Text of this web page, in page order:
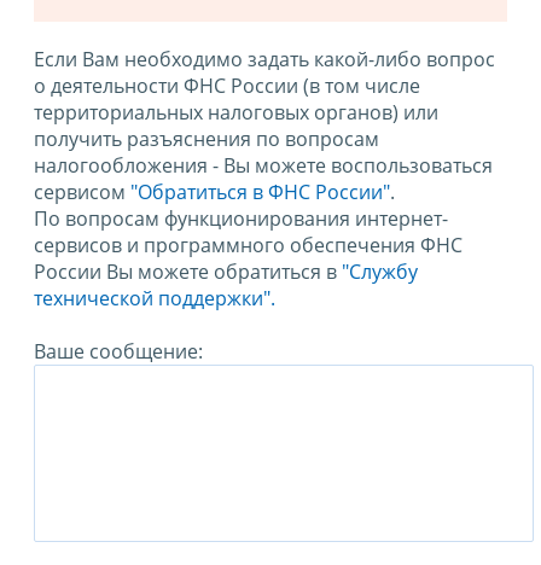
Если Вам необходимо задать какой-либо вопрос
о деятельности ФНС России (в том числе
территориальных налоговых органов) или
получить разъяснения по вопросам
налогообложения - Вы можете воспользоваться
сервисом "Обратиться в ФНС России".
По вопросам функционирования интернет-
сервисов и программного обеспечения ФНС
России Вы можете обратиться в "Службу
технической поддержки".
Ваше сообщение: